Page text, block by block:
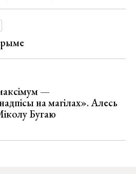
—
на магілах». Алесь
Бугаю